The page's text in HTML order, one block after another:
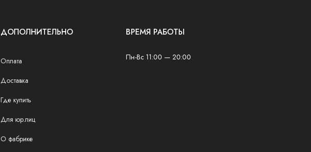
ДОПОЛНИТЕЛЬНО
Оплата
Доставка
Где купить
Для юр.лиц
О фабрике
ВРЕМЯ РАБОТЫ
Пн-Вс 11:00 — 20:00